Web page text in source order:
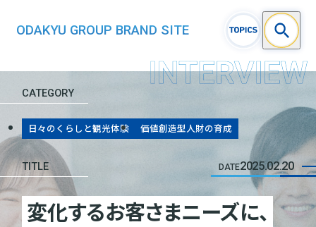
ODAKYU GROUP BRAND SITE
CATEGORY
日々のくらしと観光体験 価値創造型人財の育成
TITLE DATE2025.02.20
変化するお客さまニーズに、